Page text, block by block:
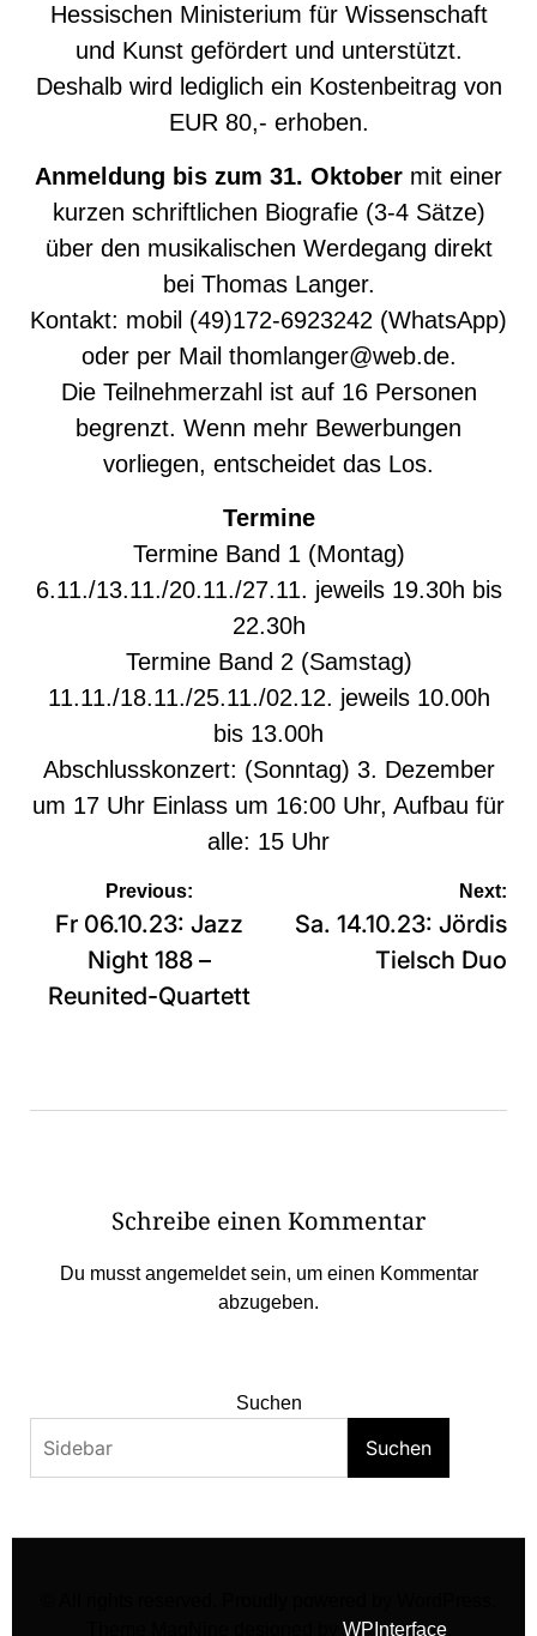
Hessischen Ministerium für Wissenschaft
und Kunst gefördert und unterstützt.
Deshalb wird lediglich ein Kostenbeitrag von
EUR 80,- erhoben.
Anmeldung bis zum 31. Oktober mit einer
kurzen schriftlichen Biografie (3-4 Sätze)
über den musikalischen Werdegang direkt
bei Thomas Langer.
Kontakt: mobil (49)172-6923242 (WhatsApp)
oder per Mail thomlanger@web.de.
Die Teilnehmerzahl ist auf 16 Personen
begrenzt. Wenn mehr Bewerbungen
vorliegen, entscheidet das Los.
Termine
Termine Band 1 (Montag)
6.11./13.11./20.11./27.11. jeweils 19.30h bis
22.30h
Termine Band 2 (Samstag)
11.11./18.11./25.11./02.12. jeweils 10.00h
bis 13.00h
Abschlusskonzert: (Sonntag) 3. Dezember
um 17 Uhr Einlass um 16:00 Uhr, Aufbau für
alle: 15 Uhr
Beitragsnavigation
Previous:
Fr 06.10.23: Jazz
Night 188 –
Reunited-Quartett
Next:
Sa. 14.10.23: Jördis
Tielsch Duo
Schreibe einen Kommentar
Du musstangemeldetsein, um einen Kommentar
abzugeben.
Suchen
Suchen
WPInterface.